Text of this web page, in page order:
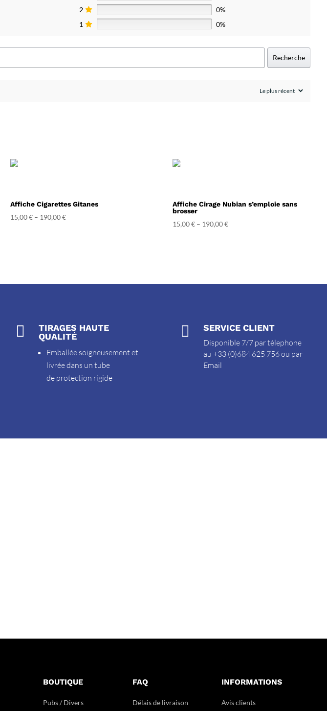
2
0%
1
0%
Recherche
Affiche Cigarettes Gitanes
15,00€ – 190,00€
Affiche Cirage Nubian s’emploie sans
brosser
15,00€– 190,00€

TIRAGES HAUTE
QUALITÉ
Emballée soigneusement et
livrée dans un tube
de protection rigide
 SERVICE CLIENT
Disponible 7/7 par télephone
au +33 (0)684 625 756 ou par
Email
BOUTIQUE
Pubs / Divers
FAQ
Délais de livraison
INFORMATIONS
Avis clients